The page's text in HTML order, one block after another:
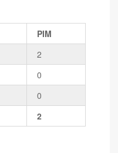
PIM
2
0
0
2